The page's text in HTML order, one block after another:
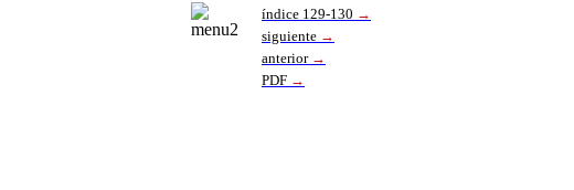
índice 129-130 →
siguiente →
anterior →
PDF →